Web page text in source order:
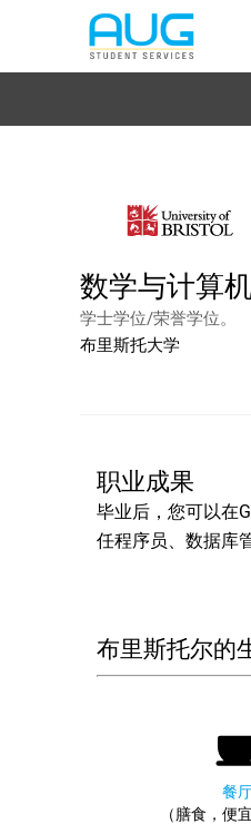
数学与计算
学士学位/荣誉学位。
布里斯托大学
职业成果
毕业后，您可以在
任程序员、数据库
布里斯托尔的
餐
（膳食，便